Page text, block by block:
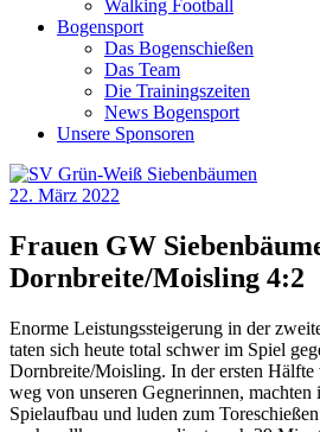
Walking Football
Bogensport
Das Bogenschießen
Das Team
Die Trainingszeiten
News Bogensport
Unsere Sponsoren
22. März 2022
Frauen GW
Dornbreite/Moisling 4:2
Enorme Leistungssteigerung in der
taten sich heute total schwer im Spiel
Dornbreite/Moisling. In der ersten
weg von unseren Gegnerinnen,
Spielaufbau und luden zum